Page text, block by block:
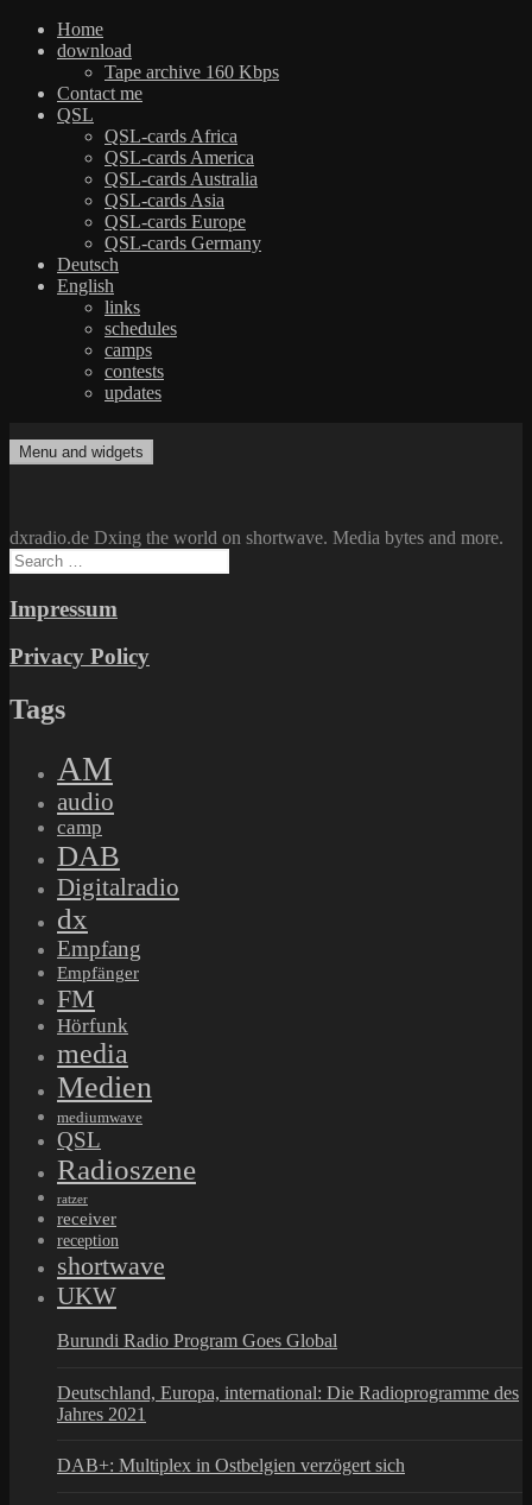
Home
download
Tape archive 160 Kbps
Contact me
QSL
QSL-cards Africa
QSL-cards America
QSL-cards Australia
QSL-cards Asia
QSL-cards Europe
QSL-cards Germany
Deutsch
English
links
schedules
camps
contests
updates
to
dxradio.de
DXing the world on shortwave
Menu and widgets
dxradio.de Dxing the world on shortwave. Media bytes and more.
Search
for:
Impressum
Privacy Policy
Tags
AM
audio
camp
DAB
Digitalradio
dx
Empfang
Empfänger
FM
Hörfunk
media
Medien
mediumwave
QSL
Radioszene
ratzer
receiver
reception
shortwave
UKW
Burundi Radio Program Goes Global
Deutschland, Europa, international: Die Radioprogramme des
Jahres 2021
DAB+: Multiplex in Ostbelgien verzögert sich